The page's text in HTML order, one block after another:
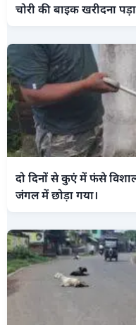
चोरी की बाइक खरीदना
दो दिनों से कुएं में फंसे
जंगल में छोड़ा गया।